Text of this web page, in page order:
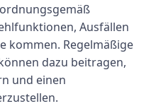
Ausfällen
kommen. Regelmäßige
dazu beitragen,
und einen